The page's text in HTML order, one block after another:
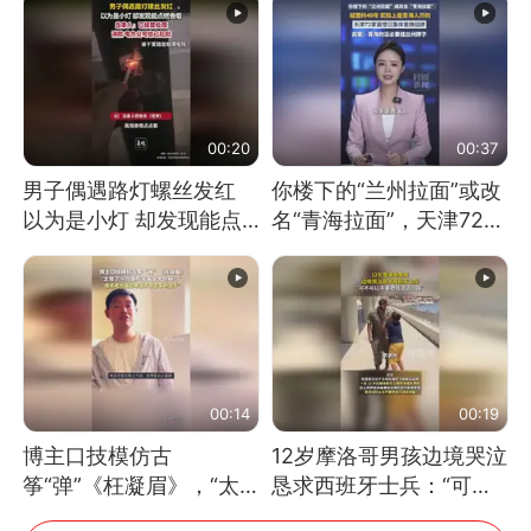
消息）
00:20
男子偶遇路灯螺丝发红
以为是小灯 却发现能点
燃香烟 当事人：已报警
处理
00:37
你楼下的“兰州拉面”或改
名“青海拉面”，天津72家
面馆已集体更换招牌
00:14
博主口技模仿古
筝“弹”《枉凝眉》，“太
像了～你是吃古筝长大的
00:19
12岁摩洛哥男孩边境哭泣
恳求西班牙士兵：“可不
可以不要把我遣返回国”